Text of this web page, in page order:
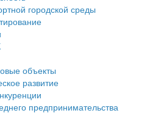
Тверской области
муниципального округа
ранее учтенных
городской среды
объекты
развитие
предпринимательства